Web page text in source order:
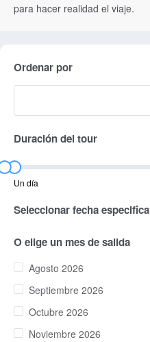
para hacer realidad el viaje.
Ordenar por
Duración del tour
Un día
Seleccionar fecha especifica
O elige un mes de salida
Agosto 2026
Septiembre 2026
Octubre 2026
Noviembre 2026